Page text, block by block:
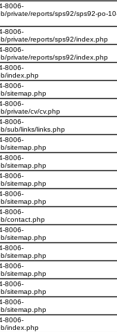
8006-
private/reports/sps92/sps92-po-
8006-
private/reports/sps92/index.php
8006-
private/reports/sps92/index.php
8006-
index.php
8006-
sitemap.php
8006-
private/cv/cv.php
8006-
sub/links/links.php
8006-
sitemap.php
8006-
sitemap.php
8006-
sitemap.php
8006-
sitemap.php
8006-
contact.php
8006-
sitemap.php
8006-
sitemap.php
8006-
sitemap.php
8006-
sitemap.php
8006-
sitemap.php
8006-
index.php